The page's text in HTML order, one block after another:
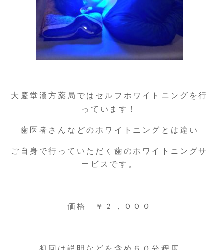
大慶堂漢方薬局ではセルフホワイトニングを行
っています！
歯医者さんなどのホワイトニングとは違い
ご自身で行っていただく歯のホワイトニングサ
ービスです。
価格 ￥２，０００